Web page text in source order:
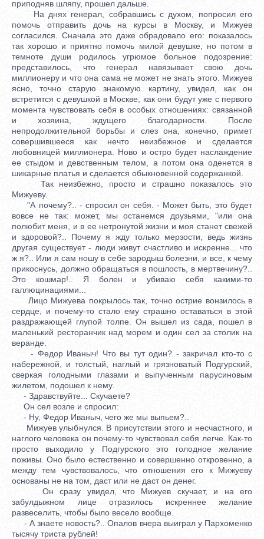
приподняв шляпу, прошел дальше.
На днях генерал, собравшись с духом, попросил его
помочь отправить дочь на курсы в Москву, и Мижуев
согласился. Сначала это даже обрадовало его: показалось
так хорошо и приятно помочь милой девушке, но потом в
темноте души родилось угрюмое больное подозрение:
представилось, что генерал навязывает свою дочь
миллионеру и что она сама не может не знать этого. Мижуев
ясно, точно старую знакомую картину, увидел, как он
встретится с девушкой в Москве, как они будут уже с первого
момента чувствовать себя в особых отношениях: связанной
и хозяина, ждущего благодарности. После
непродолжительной борьбы и слез она, конечно, примет
совершившееся как нечто неизбежное и сделается
любовницей миллионера. Ново и остро будет наслаждение
ее стыдом и девственным телом, а потом она оденется в
шикарные платья и сделается обыкновенной содержанкой.
Так неизбежно, просто и страшно показалось это
Мижуеву.
"А почему?.. - спросил он себя. - Может быть, это будет
вовсе не так: может, мы останемся друзьями, "или она
полюбит меня, и в ее нетронутой жизни и моя станет свежей
и здоровой?.. Почему я жду только мерзости, ведь жизнь
другая существует - люди живут счастливо и искренне... что
ж я?.. Или я сам ношу в себе зародыш болезни, и все, к чему
прикоснусь, должно обращаться в пошлость, в мертвечину?..
Это кошмар!.. Я болен и убиваю себя какими-то
галлюцинациями...
Лицо Мижуева покрылось так, точно острие вонзилось в
сердце, и почему-то стало ему страшно оставаться в этой
раздражающей глупой толпе. Он вышел из сада, пошел в
маленький ресторанчик над морем и один сел за столик на
веранде.
- Федор Иваныч! Что вы тут один? - закричал кто-то с
набережной, и толстый, наглый и грязноватый Подгурский,
сверкая голодными глазами и выпученным парусиновым
жилетом, подошел к нему.
- Здравствуйте... Скучаете?
Он сел возле и спросил:
- Ну, Федор Иваныч, чего же мы выпьем?..
Мижуев улыбнулся. В присутствии этого и несчастного, и
наглого человека он почему-то чувствовал себя легче. Как-то
просто выходило у Подгурского это голодное желание
поживы. Оно было естественно и совершенно откровенно, а
между тем чувствовалось, что отношения его к Мижуеву
основаны не на том, даст или не даст он денег.
Он сразу увидел, что Мижуев скучает, и на его
забулдыжном лице отразилось искреннее желание
развеселить, чтобы было весело вообще.
- А знаете новость?.. Опалов вчера выиграл у Пархоменко
тысячу триста рублей!